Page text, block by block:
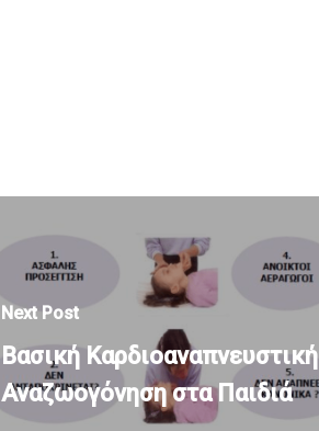
Next Post
Βασική Καρδιοαναπνευστική
Αναζωογόνηση στα Παιδιά